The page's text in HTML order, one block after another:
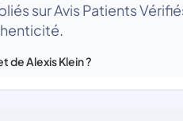
sur Avis Patients
de Alexis Klein ?